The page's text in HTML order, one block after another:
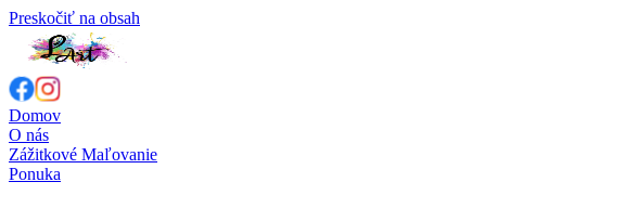
Preskočiť na obsah
Domov
O nás
Zážitkové Maľovanie
Ponuka